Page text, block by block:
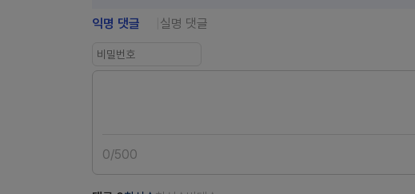
익명 댓글 실명 댓글
0/500